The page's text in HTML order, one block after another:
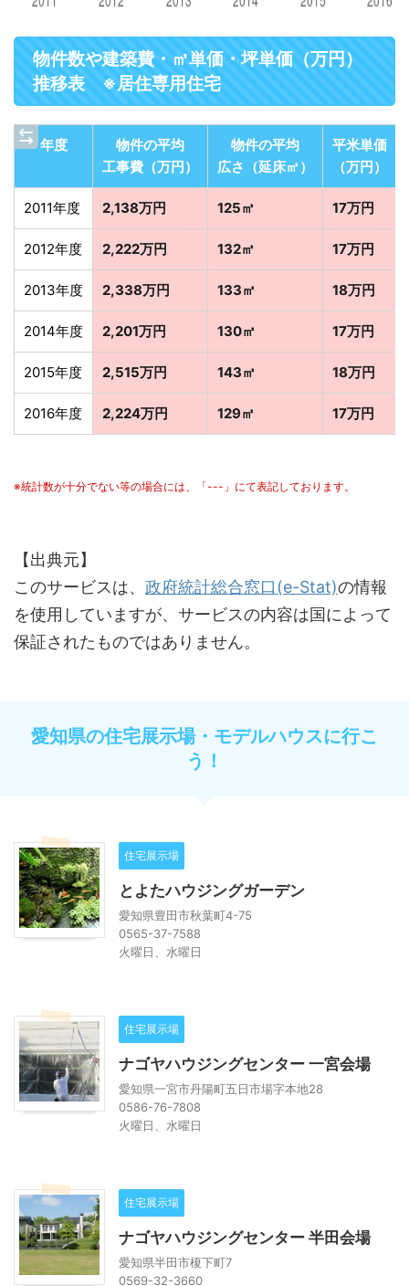
物件数や建築費・㎡単価・坪単価（万円）
推移表 ※居住専用住宅
年度
物件の平均
工事費（万円）
物件の平均
広さ（延床㎡）
平米単価
（万円）
2011年度 2,138万円 125㎡ 17万円
2012年度 2,222万円 132㎡ 17万円
2013年度 2,338万円 133㎡ 18万円
2014年度 2,201万円 130㎡ 17万円
2015年度 2,515万円 143㎡ 18万円
2016年度 2,224万円 129㎡ 17万円
※統計数が十分でない等の場合には、「---」にて表記しております。
【出典元】
このサービスは、 政府統計総合窓口(e-Stat)の情報
を使用していますが、サービスの内容は国によって
保証されたものではありません。
愛知県の住宅展示場・モデルハウスに行こ
う！
住宅展示場
とよたハウジングガーデン
愛知県豊田市秋葉町4-75
0565-37-7588
火曜日、水曜日
住宅展示場
ナゴヤハウジングセンター 一宮会場
愛知県一宮市丹陽町五日市場字本地28
0586-76-7808
火曜日、水曜日
住宅展示場
ナゴヤハウジングセンター 半田会場
愛知県半田市榎下町7
0569-32-3660